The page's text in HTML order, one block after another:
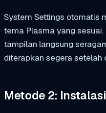
System Settings otomatis
tema Plasma yang
tampilan langsung
diterapkan segera setelah
Metode 2: